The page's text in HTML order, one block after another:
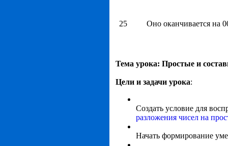
25 Оно оканчивается на
Тема урока: Простые и
Цели и задачи урока:
Создать условие для
разложения чисел на
Начать формирование